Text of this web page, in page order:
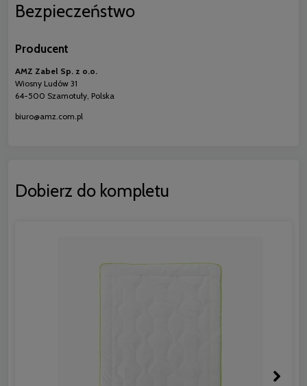
Bezpieczeństwo
Producent
AMZ Zabel Sp. z o.o.
Wiosny Ludów 31
64-500 Szamotuły, Polska
biuro@amz.com.pl
Dobierz do kompletu